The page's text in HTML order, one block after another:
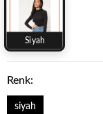
Siyah
Renk:
siyah